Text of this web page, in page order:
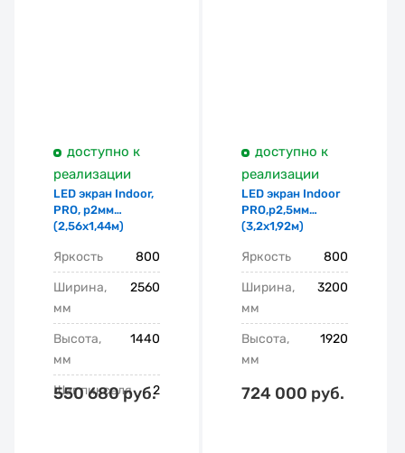
доступно к
реализации
LED экран Indoor,
PRO, p2мм
(2,56х1,44м)
Яркость
800
Ширина,
мм
2560
Высота,
мм
1440
Шаг пикселя 2
550 680 руб.
доступно к
реализации
LED экран Indoor
PRO,p2,5мм
(3,2х1,92м)
Яркость
800
Ширина,
мм
3200
Высота,
мм
1920
724 000 руб.